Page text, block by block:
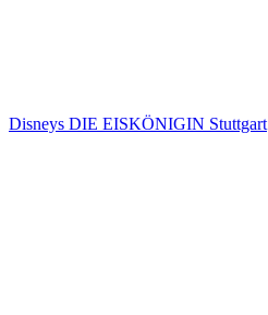
Disneys DIE EISKÖNIGIN Stuttgart